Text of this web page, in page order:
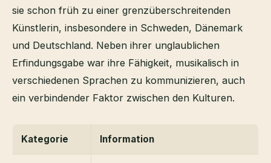
sie schon früh zu einer grenzüberschreitenden
Künstlerin, insbesondere in Schweden, Dänemark
und Deutschland. Neben ihrer unglaublichen
Erfindungsgabe war ihre Fähigkeit, musikalisch in
verschiedenen Sprachen zu kommunizieren, auch
ein verbindender Faktor zwischen den Kulturen.
Kategorie Information